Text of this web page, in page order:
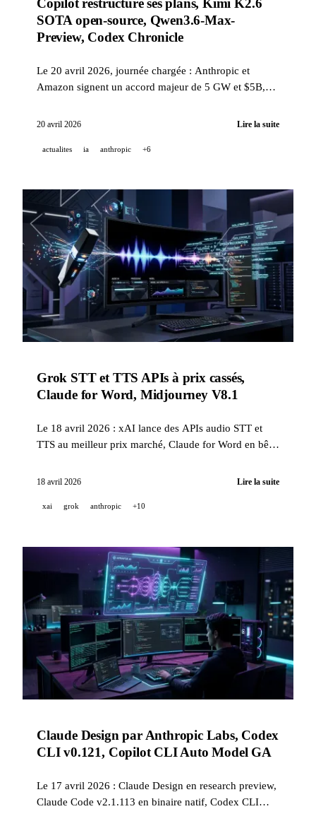
Copilot restructure ses plans, Kimi K2.6
SOTA open-source, Qwen3.6-Max-
Preview, Codex Chronicle
Le 20 avril 2026, journée chargée : Anthropic et
Amazon signent un accord majeur de 5 GW et $5B,
Pro/Pro+, Kimi K2.6 établit de nouveaux records
modèle phare en avant-première.
20 avril 2026 Lire la suite
actualites ia anthropic +6
Grok STT et TTS APIs à prix cassés,
Claude for Word, Midjourney V8.1
Le 18 avril 2026 : xAI lance des APIs audio STT et
TTS au meilleur prix marché, Claude for Word en bêta
rendu 2K natif, Luma ouvre Innovative Dreams avec
18 avril 2026 Lire la suite
xai grok anthropic +10
Claude Design par Anthropic Labs, Codex
CLI v0.121, Copilot CLI Auto Model GA
Le 17 avril 2026 : Claude Design en research preview,
Claude Code v2.1.113 en binaire natif, Codex CLI